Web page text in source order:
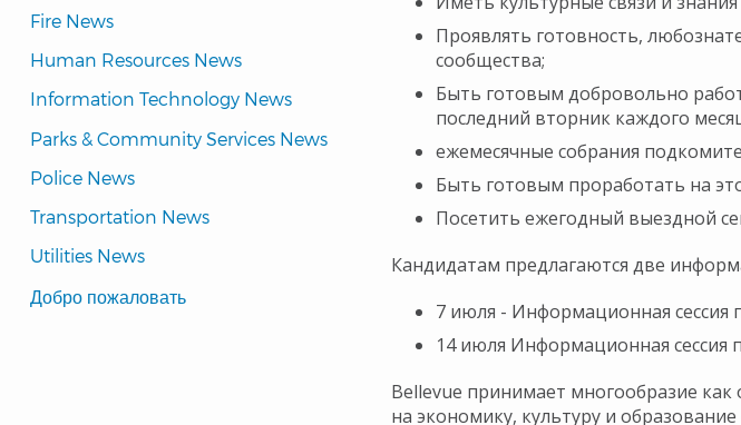
Fire News
Human Resources News
Information Technology News
Parks & Community Services News
Police News
Transportation News
Utilities News
Translated
Добро пожаловать
Проявлять готовность,
сообщества;
Быть готовым добровольно
последний вторник каждого
ежемесячные собрания
Быть готовым проработать на
Посетить ежегодный выездной
Кандидатам предлагаются две
7 июля - Информационная сессия
14 июля Информационная сессия
Bellevue принимает многообразие
на экономику, культуру и